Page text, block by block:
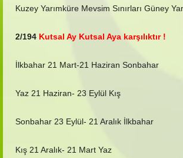
Kuzey Yarımküre Mevsim Sınırları Güney
2/194 Kutsal Ay Kutsal Aya karşılıktır !
İlkbahar 21 Mart-21 Haziran Sonbahar
Yaz 21 Haziran- 23 Eylül Kış
Sonbahar 23 Eylül- 21 Aralık İlkbahar
Kış 21 Aralık- 21 Mart Yaz